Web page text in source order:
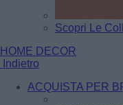
Scopri Le
HOME DECOR
Indietro
ACQUISTA PER